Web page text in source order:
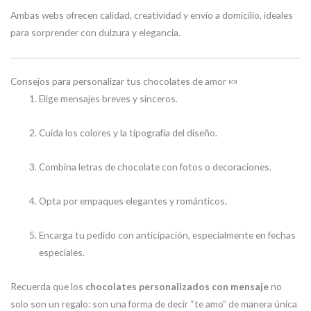
Ambas webs ofrecen calidad, creatividad y envío a domicilio, ideales
para sorprender con dulzura y elegancia.
Consejos para personalizar tus chocolates de amor 🍬
Elige mensajes breves y sinceros.
Cuida los colores y la tipografía del diseño.
Combina letras de chocolate con fotos o decoraciones.
Opta por empaques elegantes y románticos.
Encarga tu pedido con anticipación, especialmente en fechas
especiales.
Recuerda que los chocolates personalizados con mensajeno
solo son un regalo: son una forma de decir “te amo” de manera única